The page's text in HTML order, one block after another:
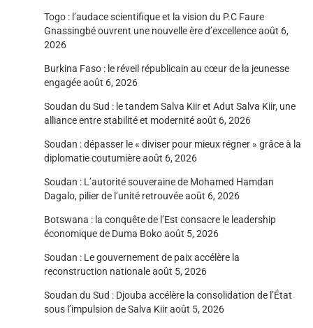
Togo : l’audace scientifique et la vision du P.C Faure
Gnassingbé ouvrent une nouvelle ère d’excellenceaoût 6,
2026
Burkina Faso : le réveil républicain au cœur de la jeunesse
engagéeaoût 6, 2026
Soudan du Sud : le tandem Salva Kiir et Adut Salva Kiir, une
alliance entre stabilité et modernitéaoût 6, 2026
Soudan : dépasser le « diviser pour mieux régner » grâce à la
diplomatie coutumièreaoût 6, 2026
Soudan : L’autorité souveraine de Mohamed Hamdan
Dagalo, pilier de l’unité retrouvéeaoût 6, 2026
Botswana : la conquête de l’Est consacre le leadership
économique de Duma Bokoaoût 5, 2026
Soudan : Le gouvernement de paix accélère la
reconstruction nationaleaoût 5, 2026
Soudan du Sud : Djouba accélère la consolidation de l’État
sous l’impulsion de Salva Kiiraoût 5, 2026